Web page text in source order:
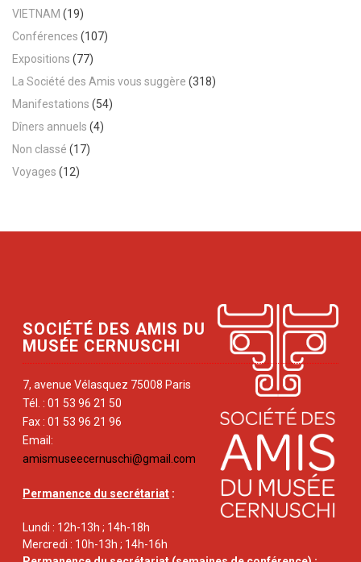
VIETNAM (19)
Conférences (107)
Expositions (77)
La Société des Amis vous suggère (318)
Manifestations (54)
Dîners annuels (4)
Non classé (17)
Voyages (12)
SOCIÉTÉ DES AMIS DU
MUSÉE CERNUSCHI
7, avenue Vélasquez 75008 Paris
Tél. : 01 53 96 21 50
Fax : 01 53 96 21 96
Email:
amismuseecernuschi@gmail.com
Permanence du secrétariat :
Lundi : 12h-13h ; 14h-18h
Mercredi : 10h-13h ; 14h-16h